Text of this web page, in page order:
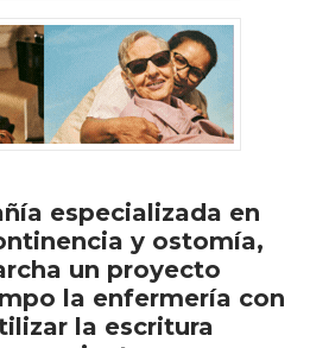
especializada en
y ostomía,
un proyecto
la enfermería con
la escritura